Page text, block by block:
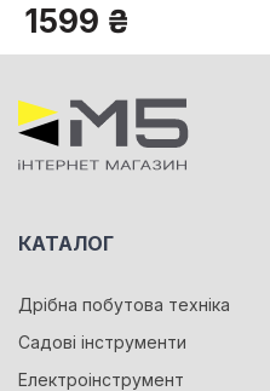
1599 ₴
КАТАЛОГ
Дрібна побутова техніка
Садові інструменти
Електроінструмент